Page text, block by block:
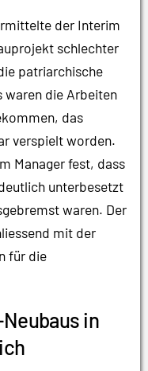
der Interim
schlechter
patriarchische
waren die Arbeiten
das
verspielt worden.
Manager fest, dass
unterbesetzt
waren. Der
mit der
für die
in